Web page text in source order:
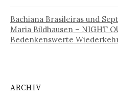
Bachiana Brasileiras und
Maria Bildhausen – NIGHT
Bedenkenswerte
ARCHIV